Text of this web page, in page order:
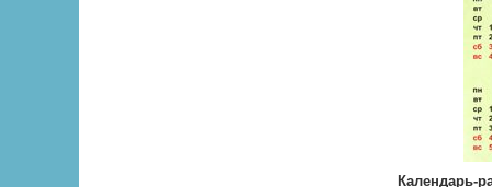
Календарь-